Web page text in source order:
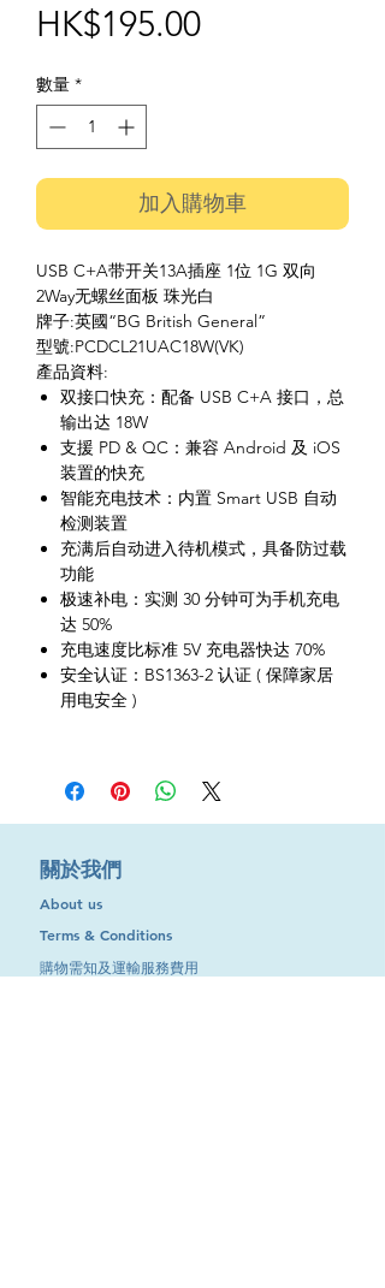
HK$195.00價
數量 *
加入購物車
USB C+A带开关13A插座 1位 1G 双向
2Way无螺丝面板 珠光白
牌子:英國“BG British General”
型號:PCDCL21UAC18W(VK)
產品資料:
双接口快充：配备 USB C+A 接口，总
输出达 18W
支援 PD & QC：兼容 Android 及 iOS
装置的快充
智能充电技术：内置 Smart USB 自动
检测装置
充满后自动进入待机模式，具备防过载
功能
极速补电：实测 30 分钟可为手机充电
达 50%
充电速度比标准 5V 充电器快达 70%
安全认证：BS1363-2 认证 ( 保障家居
用电安全 )
​關於我們
About us
Terms & Conditions
購物需知及運輸服務費用